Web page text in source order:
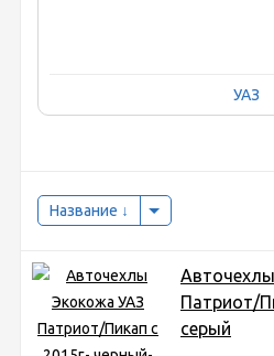
УАЗ
Название
Патриот/
серый